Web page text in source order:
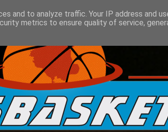
and to analyze traffic. Your IP address and
metrics to ensure quality of service,